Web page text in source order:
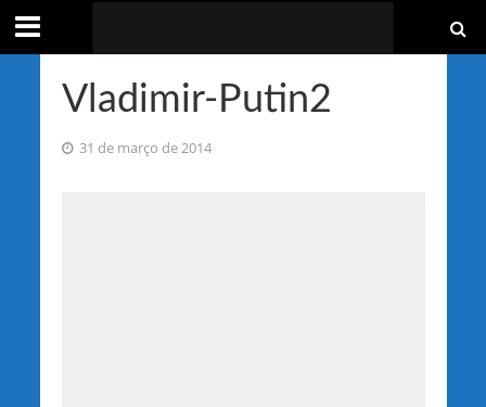
Vladimir-Putin2
31 de março de 2014